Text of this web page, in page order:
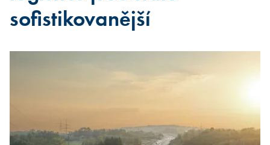
sofistikovanější